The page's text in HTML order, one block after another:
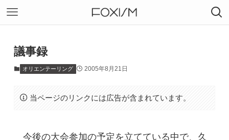
議事録
オリエンテーリング 2005年8月21日
当ページのリンクには広告が含まれています。
今後の大会参加の予定を立てている中で、久